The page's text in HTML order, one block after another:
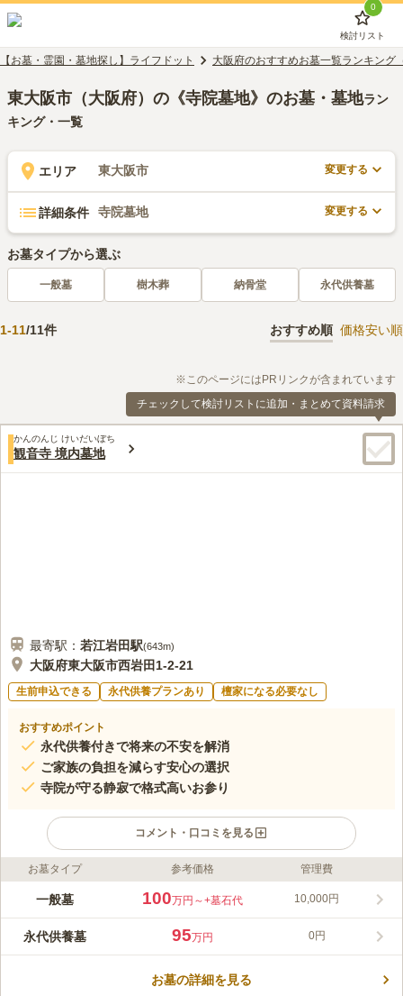
0
検討リスト
【お墓・霊園・墓地探し】ライフドット 大阪府のおすすめお墓一覧ランキング
東大阪市（大阪府）の《寺院墓地》のお墓・墓地ラン
キング・一覧
エリア 東大阪市 変更する
詳細条件 寺院墓地 変更する
お墓タイプから選ぶ
一般墓 樹木葬 納骨堂 永代供養墓
1-11/11件 おすすめ順 価格安い順
※このページにはPRリンクが含まれています
チェックして検討リストに追加・まとめて資料請求
かんのんじ けいだいぼち
観音寺 境内墓地
最寄駅： 若江岩田駅(643m)
大阪府東大阪市西岩田1-2-21
生前申込できる 永代供養プランあり 檀家になる必要なし
おすすめポイント
永代供養付きで将来の不安を解消
ご家族の負担を減らす安心の選択
寺院が守る静寂で格式高いお参り
コメント・口コミを見る
ライフドット編集部のコメント
東大阪市の観音寺が提案する「永代供養付き一般墓」は、家族で
の住まいです。後継者の有無を問わず、無縁仏になる心配がない
ため、ご家族に負担をかけたくない方や生前整理を考える方に選
れ、今決めることがこれからの大きな安心に繋がります。区画数
お墓タイプ 参考価格 管理費
一般墓 100万円～+墓石代 10,000円
永代供養墓 95万円 0円
お墓の詳細を見る